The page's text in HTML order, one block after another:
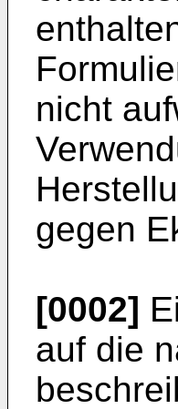
nicht
gegen
[0002]
auf die